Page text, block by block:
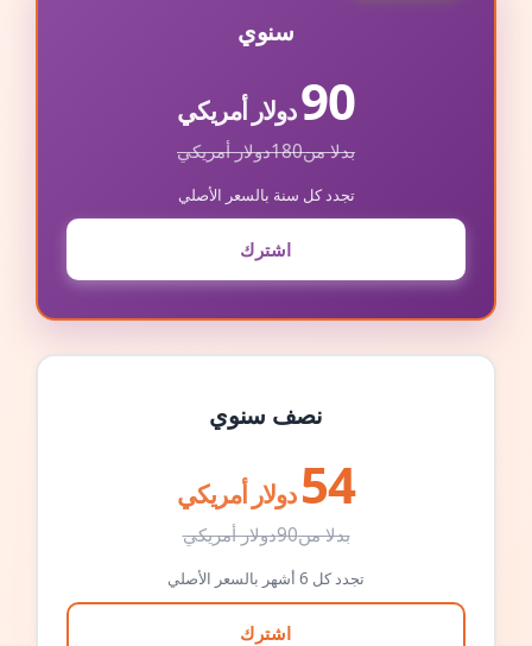
سنوي
90دولار أمريكي
بدلا من180دولار أمريكي
تجدد كل سنة بالسعر الأصلي
اشترك
نصف سنوي
54 دولار أمريكي
بدلا من90دولار أمريكي
تجدد كل 6 أشهر بالسعر الأصلي
اشترك